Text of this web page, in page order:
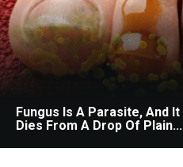
Fungus Is A Parasite, And It
Dies From A Drop Of Plain...